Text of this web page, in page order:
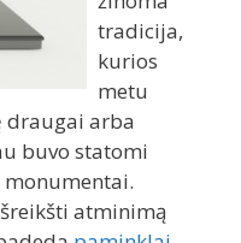
tradicija,
kurios
metu
arba
buvo statomi
atminimą